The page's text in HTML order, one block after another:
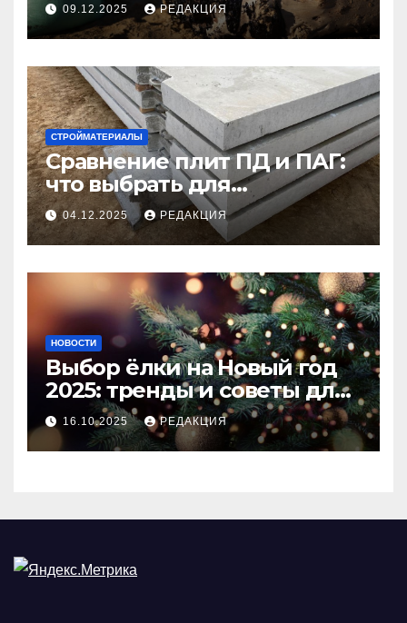
09.12.2025 РЕДАКЦИЯ
СТРОЙМАТЕРИАЛЫ
Сравнение плит ПД и ПАГ:
что выбрать для
долговечного и прочного
покрытия
04.12.2025 РЕДАКЦИЯ
НОВОСТИ
Выбор ёлки на Новый год
2025: тренды и советы для
идеального праздника
16.10.2025 РЕДАКЦИЯ